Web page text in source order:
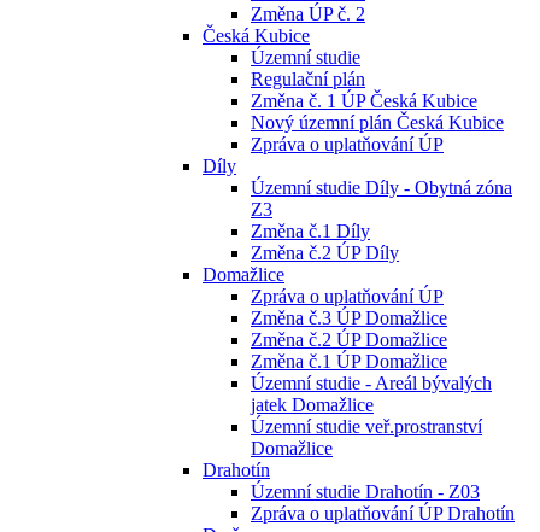
Změna ÚP č. 2
Česká Kubice
Územní studie
Regulační plán
Změna č. 1 ÚP Česká Kubice
Nový územní plán Česká Kubice
Zpráva o uplatňování ÚP
Díly
Územní studie Díly - Obytná zóna
Z3
Změna č.1 Díly
Změna č.2 ÚP Díly
Domažlice
Zpráva o uplatňování ÚP
Změna č.3 ÚP Domažlice
Změna č.2 ÚP Domažlice
Změna č.1 ÚP Domažlice
Územní studie - Areál bývalých
jatek Domažlice
Územní studie veř.prostranství
Domažlice
Drahotín
Územní studie Drahotín - Z03
Zpráva o uplatňování ÚP Drahotín